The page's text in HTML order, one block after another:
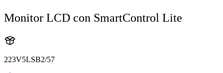
Monitor LCD con SmartControl Lite
223V5LSB2/57